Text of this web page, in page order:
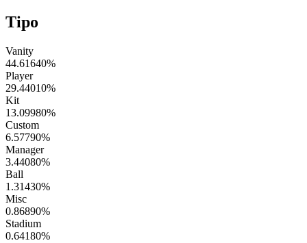
Tipo
Vanity
44.61640%
Player
29.44010%
Kit
13.09980%
Custom
6.57790%
Manager
3.44080%
Ball
1.31430%
Misc
0.86890%
Stadium
0.64180%